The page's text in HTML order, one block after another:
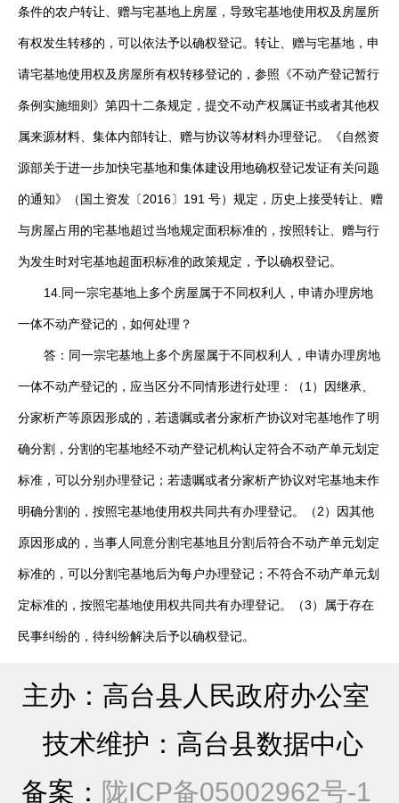
条件的农户转让、赠与宅基地上房屋，导致宅基地使用权及房屋所
有权发生转移的，可以依法予以确权登记。转让、赠与宅基地，申
请宅基地使用权及房屋所有权转移登记的，参照《不动产登记暂行
条例实施细则》第四十二条规定，提交不动产权属证书或者其他权
属来源材料、集体内部转让、赠与协议等材料办理登记。《自然资
源部关于进一步加快宅基地和集体建设用地确权登记发证有关问题
的通知》（国土资发〔2016〕191 号）规定，历史上接受转让、赠
与房屋占用的宅基地超过当地规定面积标准的，按照转让、赠与行
为发生时对宅基地超面积标准的政策规定，予以确权登记。
14.同一宗宅基地上多个房屋属于不同权利人，申请办理房地
一体不动产登记的，如何处理？
答：同一宗宅基地上多个房屋属于不同权利人，申请办理房地
一体不动产登记的，应当区分不同情形进行处理：（1）因继承、
分家析产等原因形成的，若遗嘱或者分家析产协议对宅基地作了明
确分割，分割的宅基地经不动产登记机构认定符合不动产单元划定
标准，可以分别办理登记；若遗嘱或者分家析产协议对宅基地未作
明确分割的，按照宅基地使用权共同共有办理登记。（2）因其他
原因形成的，当事人同意分割宅基地且分割后符合不动产单元划定
标准的，可以分割宅基地后为每户办理登记；不符合不动产单元划
定标准的，按照宅基地使用权共同共有办理登记。（3）属于存在
民事纠纷的，待纠纷解决后予以确权登记。
主办：高台县人民政府办公室
技术维护：高台县数据中心
备案： 陇ICP备05002962号-1